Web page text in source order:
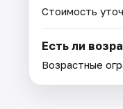
Стоимость
Есть ли
Возрастные